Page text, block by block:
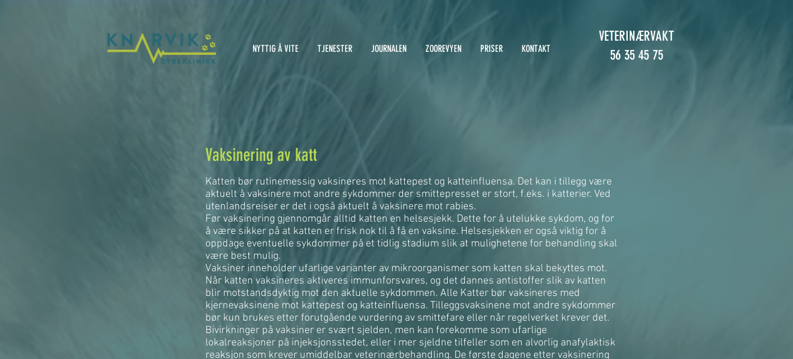
NYTTIG Å VITE TJENESTER JOURNALEN ZOOREVYEN PRISER KONTAKT
VETERINÆRVAKT
56 35 45 75
Vaksinering av katt
Katten bør rutinemessig vaksineres mot kattepest og katteinfluensa. Det kan i tillegg være
aktuelt å vaksinere mot andre sykdommer der smittepresset er stort, f.eks. i katterier. Ved
utenlandsreiser er det i også aktuelt å vaksinere mot rabies.
Før vaksinering gjennomgår alltid katten en helsesjekk. Dette for å utelukke sykdom, og for
å være sikker på at katten er frisk nok til å få en vaksine. Helsesjekken er også viktig for å
oppdage eventuelle sykdommer på et tidlig stadium slik at mulighetene for behandling skal
være best mulig.
Vaksiner inneholder ufarlige varianter av mikroorganismer som katten skal bekyttes mot.
Når katten vaksineres aktiveres immunforsvares, og det dannes antistoffer slik av katten
blir motstandsdyktig mot den aktuelle sykdommen. Alle Katter bør vaksineres med
kjernevaksinene mot kattepest og katteinfluensa. Tilleggsvaksinene mot andre sykdommer
bør kun brukes etter forutgående vurdering av smittefare eller når regelverket krever det.
Bivirkninger på vaksiner er svært sjelden, men kan forekomme som ufarlige
lokalreaksjoner på injeksjonsstedet, eller i mer sjeldne tilfeller som en alvorlig anafylaktisk
reaksjon som krever umiddelbar veterinærbehandling. De første dagene etter vaksinering